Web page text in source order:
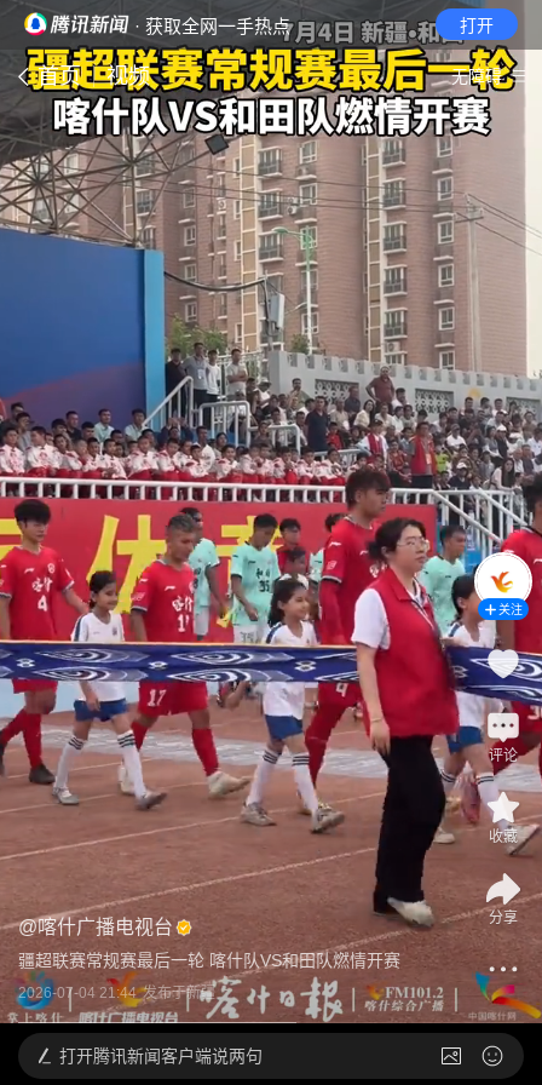
· 获取全网一手热点 打开
首页 视频 无障碍
@喀什广播电视台
疆超联赛常规赛最后一轮 喀什队VS和田队燃情开赛
2026-07-04 21:44 发布于新疆
关注
评论
收藏
分享
打开腾讯新闻客户端说两句